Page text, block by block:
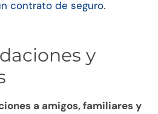
contrato de seguro.
y
a amigos, familiares y